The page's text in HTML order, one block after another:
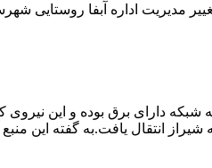
به آن اشاره کرد، تغییر مدیریت
شبکه دارای برق بوده و این